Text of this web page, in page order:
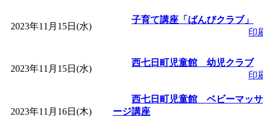
2023年11月15日(水)
子育て講座「ばんびクラブ」
印
2023年11月15日(水)
西七日町児童館 幼児クラブ
印
2023年11月16日(木)
西七日町児童館 ベビーマッサ
ージ講座